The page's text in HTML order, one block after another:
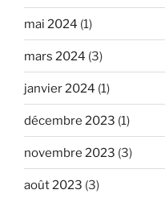
mai 2024 (1)
mars 2024 (3)
janvier 2024 (1)
décembre 2023 (1)
novembre 2023 (3)
août 2023 (3)